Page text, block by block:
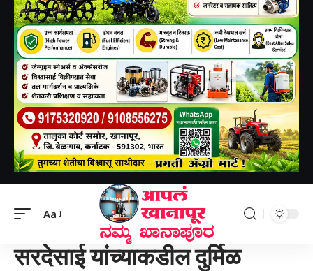
Aa
खानापूर तालुका>सरदेसाई यांच्याकडील दुर्मिळ सांस्कृतिक ठेवा डिजीटाइज होणार? ಸರದೇಶಾಯಿ ಅವರ ಅಪರೂಪದ ಸಾಂಸ್ಕೃತಿಕ ಜ್ಞಾನ ಬಂಡಾರದ ಡಿಜಿಟೈಸ್ ಆಗುವುದೆ?
सरदेसाई यांच्याकडील दुर्मिळ